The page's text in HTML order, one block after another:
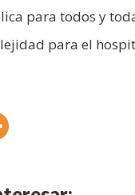
para todos y
para el